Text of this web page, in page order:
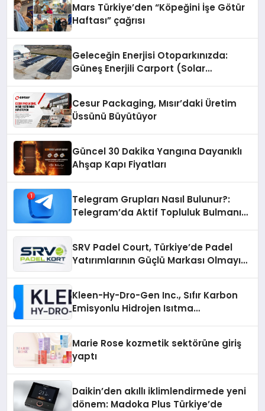
Mars Türkiye’den “Köpeğini İşe Götür
Haftası” çağrısı
Geleceğin Enerjisi Otoparkınızda:
Güneş Enerjili Carport (Solar
Cesur Packaging, Mısır’daki Üretim
Üssünü Büyütüyor
Güncel 30 Dakika Yangına Dayanıklı
Ahşap Kapı Fiyatları
Telegram Grupları Nasıl Bulunur?:
Telegram’da Aktif Topluluk Bulmanın
SRV Padel Court, Türkiye’de Padel
Yatırımlarının Güçlü Markası Olmayı
Kleen-Hy-Dro-Gen Inc., Sıfır Karbon
Emisyonlu Hidrojen Isıtma
Marie Rose kozmetik sektörüne giriş
yaptı
Daikin’den akıllı iklimlendirmede yeni
dönem: Madoka Plus Türkiye’de